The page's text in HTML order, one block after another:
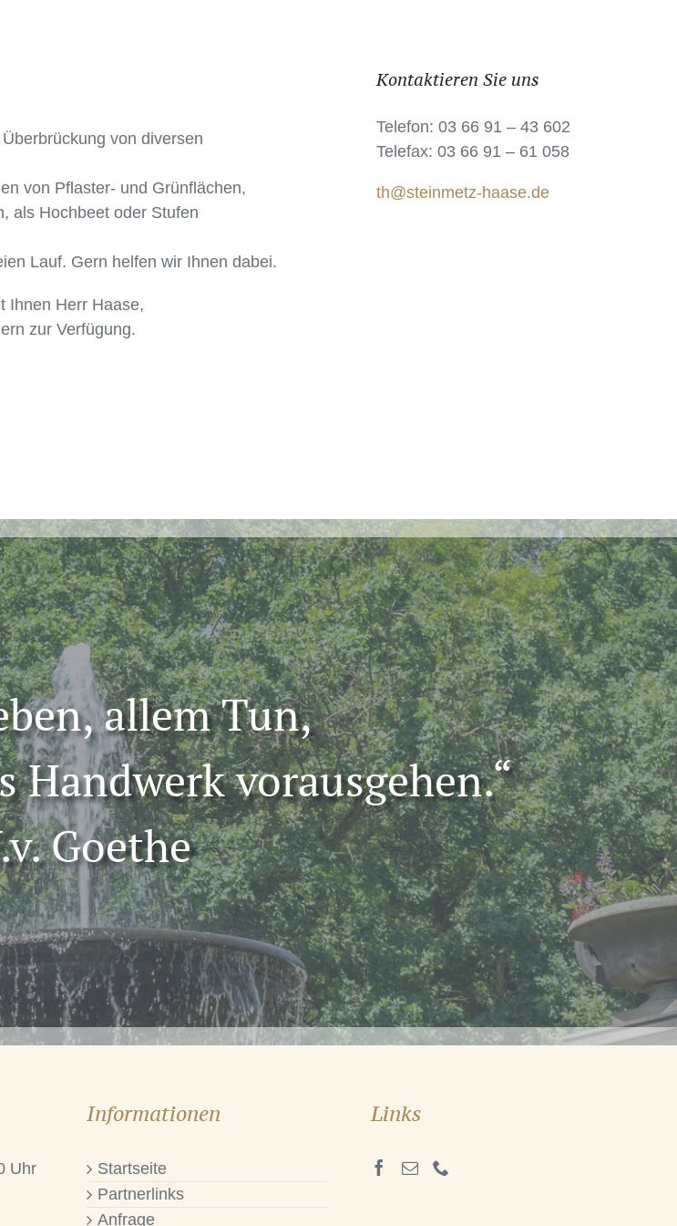
von diversen
von Pflaster- und Grünflächen,
als Hochbeet oder Stufen
Lauf. Gern helfen wir Ihnen dabei.
Ihnen Herr Haase,
zur Verfügung.
Kontaktieren Sie uns
Telefon: 03 66 91 – 43 602
Telefax: 03 66 91 – 61 058
th@steinmetz-haase.de
allem Tun,
Handwerk vorausgehen.“
Goethe
Uhr
Informationen
Startseite
Partnerlinks
Anfrage
Links